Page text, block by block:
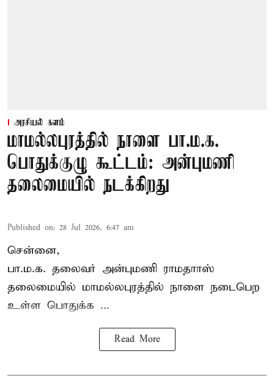
அரசியல் களம்
மாமல்லபுரத்தில் நாளை பா.ம.க.
பொதுக்குழு கூட்டம்: அன்புமணி
தலைமையில் நடக்கிறது
Published on: 28 Jul 2026, 6:47 am
சென்னை,
பா.ம.க. தலைவர் அன்புமணி ராமதாாஸ்
தலைமையில் மாமல்லபுரத்தில் நாளை நடைபெற
உள்ள பொதுக்க ...
Read More